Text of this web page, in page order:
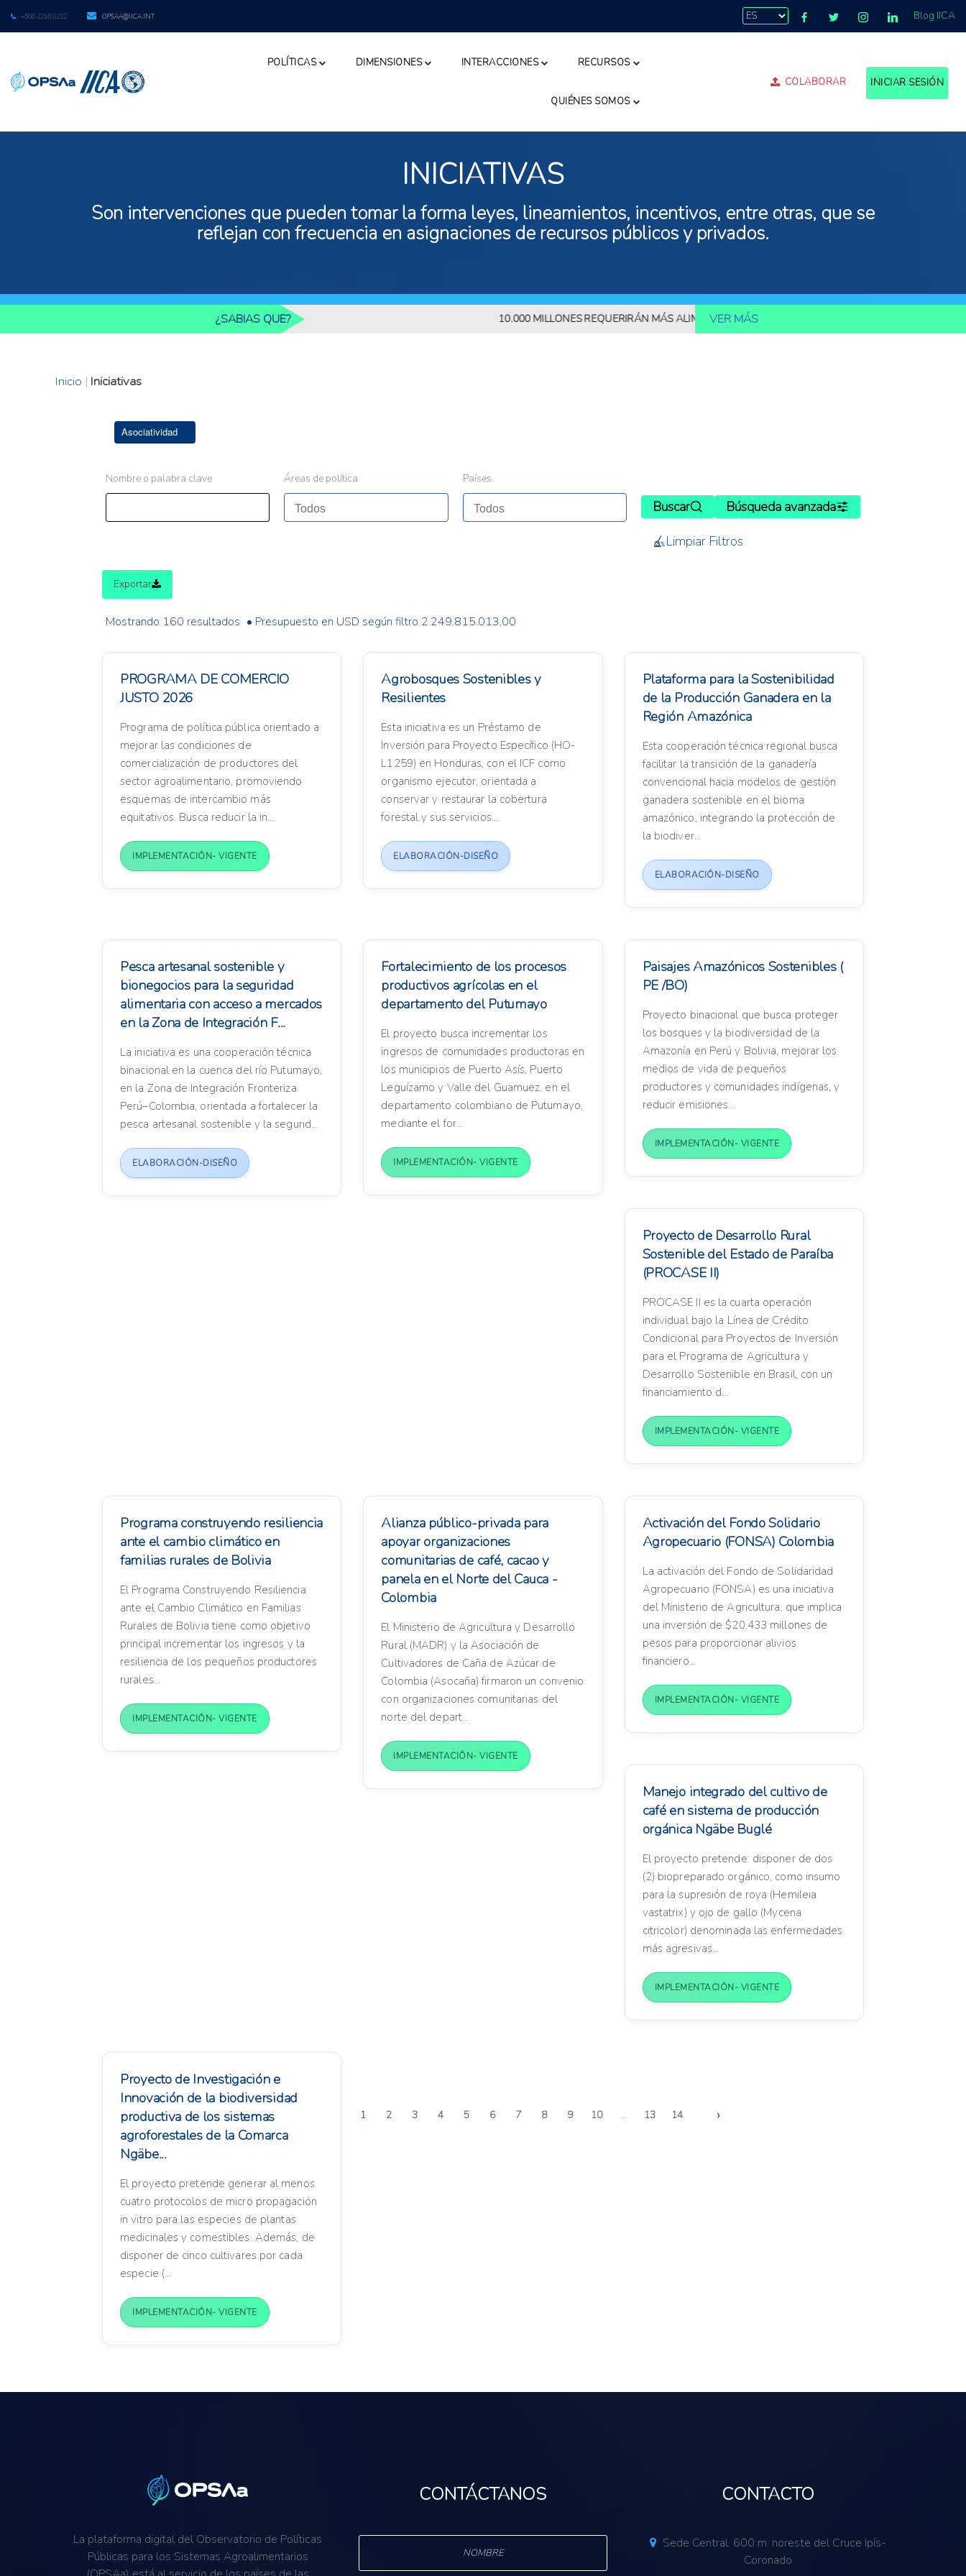
+506 2216 0222 OPSAA@IICA.INT Blog IICA
POLÍTICAS DIMENSIONES INTERACCIONES RECURSOS
QUIÉNES SOMOS
COLABORAR INICIAR SESIÓN
INICIATIVAS
Son intervenciones que pueden tomar la forma leyes, lineamientos, incentivos, entre otras, que se
reflejan con frecuencia en asignaciones de recursos públicos y privados.
¿SABIAS QUE? 10.000 MILLONES REQUERIRÁN MÁS ALIMENTOS10.000 MILLONES DE PERSONAS DEBERÁN SER
VER MÁS
Inicio | Iniciativas
Asociatividad
Nombre o palabra clave Áreas de política Países
Buscar
Búsqueda avanzada
Limpiar Filtros
Exportar
Mostrando 160 resultados • Presupuesto en USD según filtro 2.249.815.013,00
PROGRAMA DE COMERCIO
JUSTO 2026
Programa de política pública orientado a
mejorar las condiciones de
comercialización de productores del
sector agroalimentario, promoviendo
esquemas de intercambio más
equitativos. Busca reducir la in...
IMPLEMENTACIÓN- VIGENTE
Agrobosques Sostenibles y
Resilientes
Esta iniciativa es un Préstamo de
Inversión para Proyecto Específico (HO-
L1259) en Honduras, con el ICF como
organismo ejecutor, orientada a
conservar y restaurar la cobertura
forestal y sus servicios...
ELABORACIÓN-DISEÑO
Plataforma para la Sostenibilidad
de la Producción Ganadera en la
Región Amazónica
Esta cooperación técnica regional busca
facilitar la transición de la ganadería
convencional hacia modelos de gestión
ganadera sostenible en el bioma
amazónico, integrando la protección de
la biodiver...
ELABORACIÓN-DISEÑO
Pesca artesanal sostenible y
bionegocios para la seguridad
alimentaria con acceso a mercados
en la Zona de Integración F...
La iniciativa es una cooperación técnica
binacional en la cuenca del río Putumayo,
en la Zona de Integración Fronteriza
Perú–Colombia, orientada a fortalecer la
pesca artesanal sostenible y la segurid...
ELABORACIÓN-DISEÑO
Fortalecimiento de los procesos
productivos agrícolas en el
departamento del Putumayo
El proyecto busca incrementar los
ingresos de comunidades productoras en
los municipios de Puerto Asís, Puerto
Leguízamo y Valle del Guamuez, en el
departamento colombiano de Putumayo,
mediante el for...
IMPLEMENTACIÓN- VIGENTE
Paisajes Amazónicos Sostenibles (
PE /BO)
Proyecto binacional que busca proteger
los bosques y la biodiversidad de la
Amazonía en Perú y Bolivia, mejorar los
medios de vida de pequeños
productores y comunidades indígenas, y
reducir emisiones...
IMPLEMENTACIÓN- VIGENTE
Proyecto de Desarrollo Rural
Sostenible del Estado de Paraíba
(PROCASE II)
PROCASE II es la cuarta operación
individual bajo la Línea de Crédito
Condicional para Proyectos de Inversión
para el Programa de Agricultura y
Desarrollo Sostenible en Brasil, con un
financiamiento d...
IMPLEMENTACIÓN- VIGENTE
Programa construyendo resiliencia
ante el cambio climático en
familias rurales de Bolivia
El Programa Construyendo Resiliencia
ante el Cambio Climático en Familias
Rurales de Bolivia tiene como objetivo
principal incrementar los ingresos y la
resiliencia de los pequeños productores
rurales...
IMPLEMENTACIÓN- VIGENTE
Alianza público-privada para
apoyar organizaciones
comunitarias de café, cacao y
panela en el Norte del Cauca -
Colombia
El Ministerio de Agricultura y Desarrollo
Rural (MADR) y la Asociación de
Cultivadores de Caña de Azúcar de
Colombia (Asocaña) firmaron un convenio
con organizaciones comunitarias del
norte del depart...
IMPLEMENTACIÓN- VIGENTE
Activación del Fondo Solidario
Agropecuario (FONSA) Colombia
La activación del Fondo de Solidaridad
Agropecuario (FONSA) es una iniciativa
del Ministerio de Agricultura, que implica
una inversión de $20.433 millones de
pesos para proporcionar alivios
financiero...
IMPLEMENTACIÓN- VIGENTE
Manejo integrado del cultivo de
café en sistema de producción
orgánica Ngäbe Buglé
El proyecto pretende: disponer de dos
(2) biopreparado orgánico, como insumo
para la supresión de roya (Hemileia
vastatrix) y ojo de gallo (Mycena
citricolor) denominada las enfermedades
más agresivas...
IMPLEMENTACIÓN- VIGENTE
Proyecto de Investigación e
Innovación de la biodiversidad
productiva de los sistemas
agroforestales de la Comarca
Ngäbe...
El proyecto pretende generar al menos
cuatro protocolos de micro propagación
in vitro para las especies de plantas
medicinales y comestibles. Además, de
disponer de cinco cultivares por cada
especie (...
IMPLEMENTACIÓN- VIGENTE
1 2 3 4 5 6 7 8 9 10 ... 13 14 ›
La plataforma digital del Observatorio de Políticas
Públicas para los Sistemas Agroalimentarios
CONTÁCTANOS CONTACTO
Sede Central. 600 m. noreste del Cruce Ipís-
Coronado